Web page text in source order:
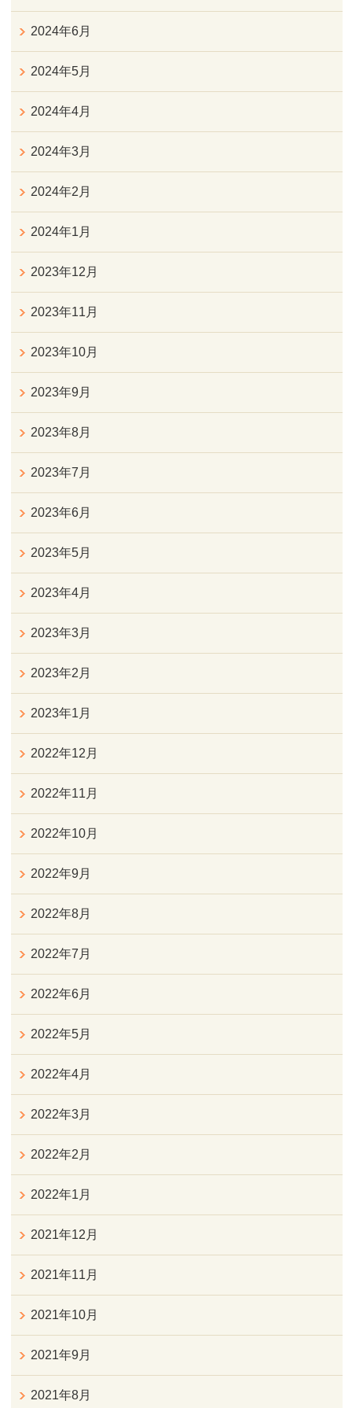
2024年6月
2024年5月
2024年4月
2024年3月
2024年2月
2024年1月
2023年12月
2023年11月
2023年10月
2023年9月
2023年8月
2023年7月
2023年6月
2023年5月
2023年4月
2023年3月
2023年2月
2023年1月
2022年12月
2022年11月
2022年10月
2022年9月
2022年8月
2022年7月
2022年6月
2022年5月
2022年4月
2022年3月
2022年2月
2022年1月
2021年12月
2021年11月
2021年10月
2021年9月
2021年8月